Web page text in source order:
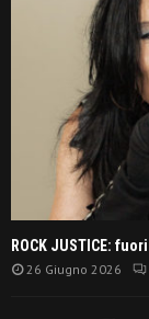
ROCK JUSTICE:
26 Giugno 2026